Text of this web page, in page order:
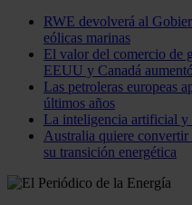
RWE devolverá al
eólicas marinas
El valor del comercio de
EEUU y Canadá
Las petroleras europeas
últimos años
La inteligencia artificial y
Australia quiere
su transición energética